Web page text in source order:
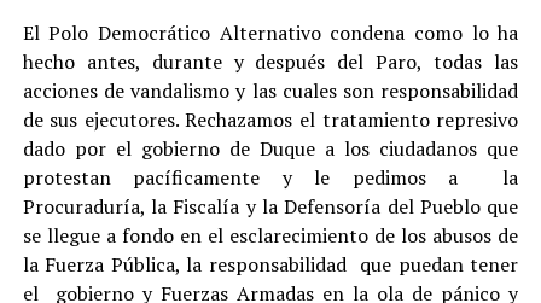
El Polo Democrático Alternativo condena como lo ha
hecho antes, durante y después del Paro, todas las
acciones de vandalismo y las cuales son responsabilidad
de sus ejecutores. Rechazamos el tratamiento represivo
dado por el gobierno de Duque a los ciudadanos que
protestan pacíficamente y le pedimos a la
Procuraduría, la Fiscalía y la Defensoría del Pueblo que
se llegue a fondo en el esclarecimiento de los abusos de
la Fuerza Pública, la responsabilidad que puedan tener
el gobierno y Fuerzas Armadas en la ola de pánico y